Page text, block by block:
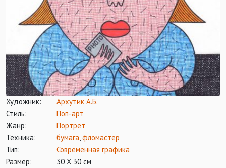
Художник:
Архутик А.Б.
Стиль:
Поп-арт
Жанр:
Портрет
Техника:
бумага фломастер
Тип:
Современная графика
Размер:
30 Х 30 см